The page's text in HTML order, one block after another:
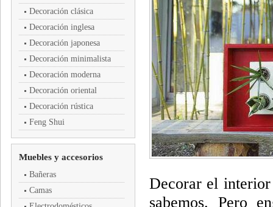
Decoración clásica
Decoración inglesa
Decoración japonesa
Decoración minimalista
Decoración moderna
Decoración oriental
Decoración rústica
Feng Shui
Muebles y accesorios
Bañeras
Camas
Decorar el
sabemos. Pero